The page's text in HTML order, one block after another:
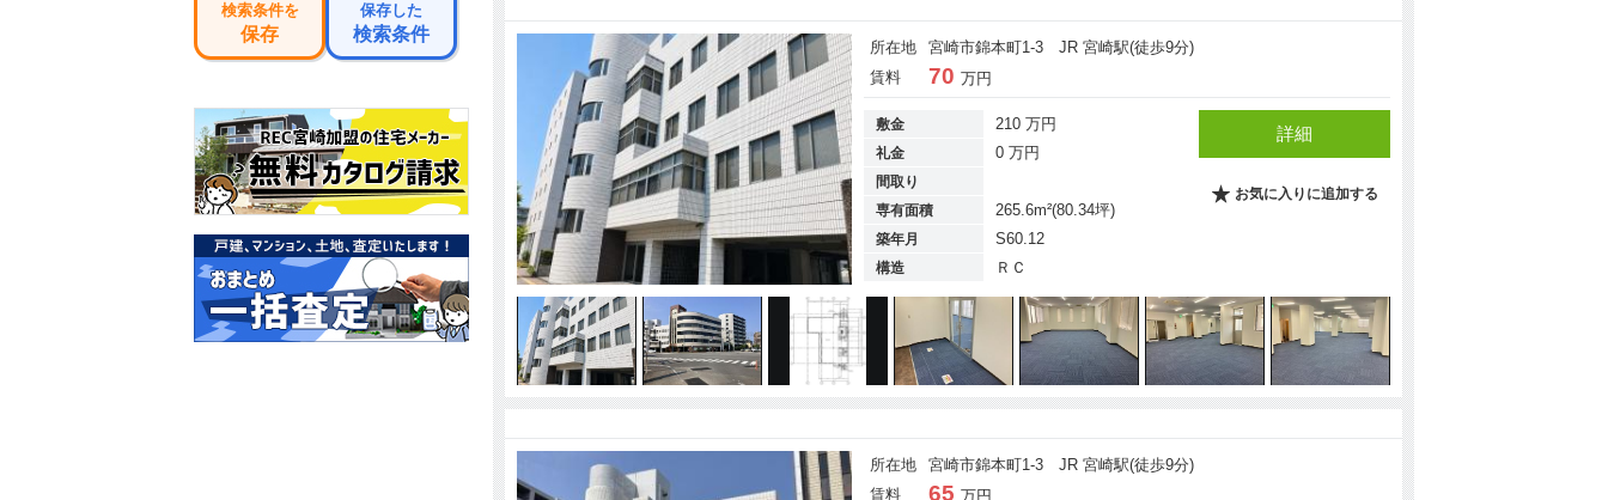
所在地
宮崎市錦本町1-3 JR 宮崎駅(徒歩9分)
賃料
70 万円
敷金 210 万円
礼金 0 万円
間取り
専有面積
265.6m²(80.34坪)
築年月 S60.12
構造 ＲＣ
詳細
お気に入りに追加する
所在地
宮崎市錦本町1-3 JR 宮崎駅(徒歩9分)
賃料
65 万円
検索条件を
保存
保存した
検索条件